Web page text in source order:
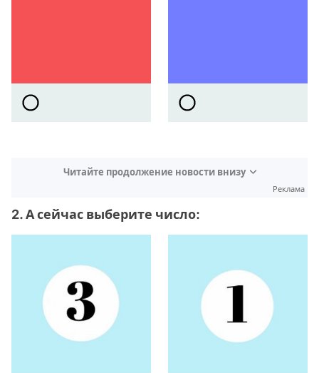
Читайте продолжение новости внизу
Реклама
2. А сейчас выберите число: